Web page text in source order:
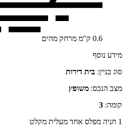
0.6 ק"מ מרחק מהים
מידע נוסף
סוג בניין: בית דירות
מצב הנכס: משופץ
קומה: 3
1 חניה
מפלס אחד מעלית מקלט